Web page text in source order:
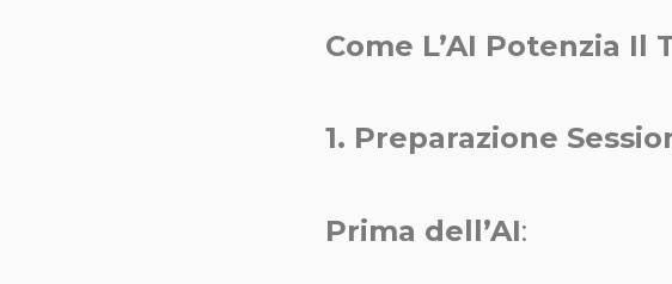
Come L’AI Potenzia Il
1. Preparazione
Prima dell’AI: